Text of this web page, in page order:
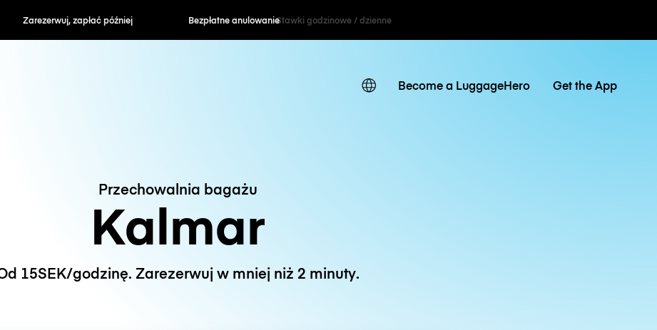
zapłać później Bezpłatne anulowanie Stawki godzinowe / dzienne
Become a LuggageHero Get the App
Przechowalnia bagażu
Kalmar
15SEK/godzinę. Zarezerwuj w mniej niż 2 minuty.